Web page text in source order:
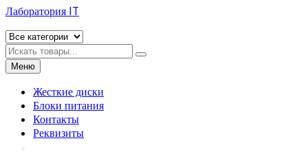
Лаборатория IT
Искать
Меню
Жесткие диски
Блоки питания
Контакты
Реквизиты